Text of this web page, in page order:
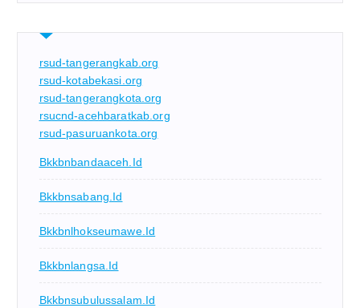
rsud-tangerangkab.org
rsud-kotabekasi.org
rsud-tangerangkota.org
rsucnd-acehbaratkab.org
rsud-pasuruankota.org
Bkkbnbandaaceh.id
Bkkbnsabang.id
Bkkbnlhokseumawe.id
Bkkbnlangsa.id
Bkkbnsubulussalam.id